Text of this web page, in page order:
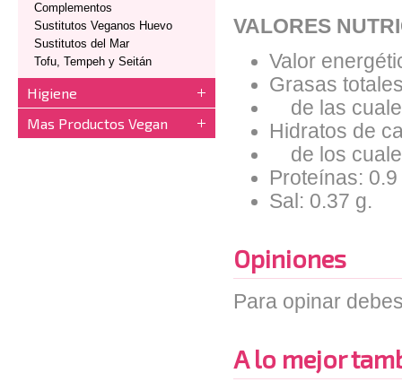
Complementos
Sustitutos Veganos Huevo
Sustitutos del Mar
Tofu, Tempeh y Seitán
Higiene
Mas Productos Vegan
VALORES
Valor
Grasas
de las
Hidratos de
de los
Proteínas: 0.9
Sal: 0.37 g.
Opiniones
Para opinar
A lo mejor